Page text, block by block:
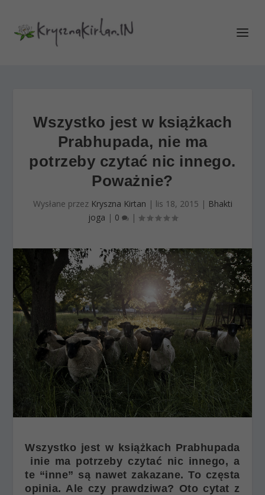
Wszystko jest w książkach
Prabhupada, nie ma
potrzeby czytać nic innego.
Poważnie?
Wysłane przez Kryszna Kirtan | lis 18, 2015 | Bhakti
joga | 0 |
Wszystko jest w książkach Prabhupada
inie ma potrzeby czytać nic innego, a
te “inne” są nawet zakazane. To częsta
opinia. Ale czy prawdziwa? Oto cytat z